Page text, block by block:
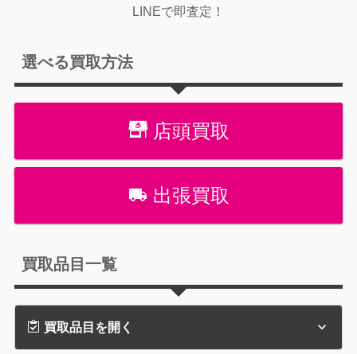
LINEで即査定！
選べる買取方法
店頭買取
出張買取
買取品目一覧
買取品目を開く